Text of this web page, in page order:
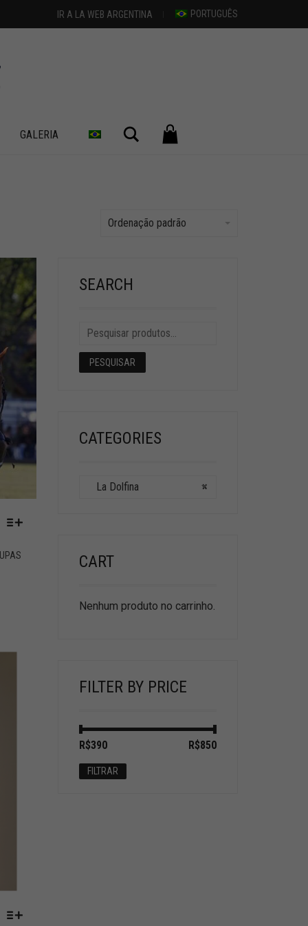
IR A LA WEB ARGENTINA PORTUGUÊS
GALERIA Pesquisar
Ordenação padrão
SEARCH
PESQUISAR
CATEGORIES
×
La Dolfina
CART
Nenhum produto no carrinho.
FILTER BY PRICE
Preço
Preço
FILTRAR
Preço:
R$390 R$850